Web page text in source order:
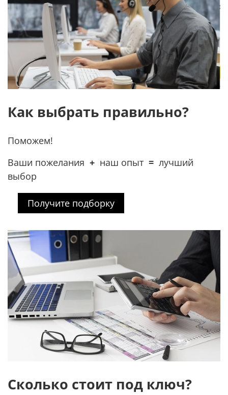
Как выбрать правильно?
Поможем!
Ваши пожелания + наш опыт = лучший
выбор
Получите подборку
Сколько стоит под ключ?